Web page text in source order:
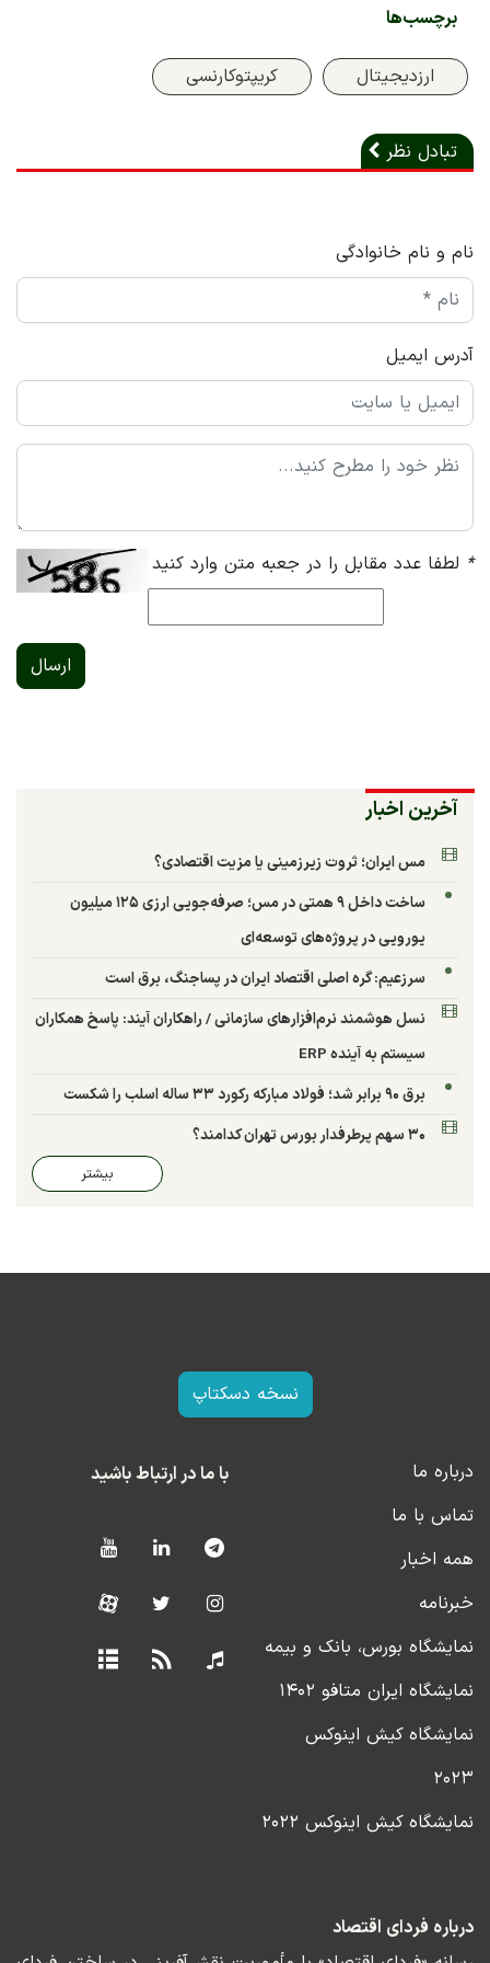
برچسب‌ها
ارزدیجیتال کریپتوکارنسی
تبادل نظر
نام و نام خانوادگی
آدرس ایمیل
* لطفا عدد مقابل را در جعبه متن وارد کنید
ارسال
آخرین اخبار
مس ایران؛ ثروت زیرزمینی یا مزیت اقتصادی؟
ساخت داخل ۹ همتی در مس؛ صرفه‌جویی ارزی ۱۲۵ میلیون
یورویی در پروژه‌های توسعه‌ای
سرزعیم: گره اصلی اقتصاد ایران در پساجنگ، برق است
نسل هوشمند نرم‌افزارهای سازمانی / راهکاران آیند: پاسخ همکاران
سیستم به آینده ERP
برق ۹۰ برابر شد؛ فولاد مبارکه رکورد ۳۳ ساله اسلب را شکست
۳۰ سهم پرطرفدار بورس تهران کدامند؟
بیشتر
نسخه دسکتاپ
درباره ما
تماس با ما
همه اخبار
خبرنامه
نمایشگاه بورس، بانک و بیمه
نمایشگاه ایران متافو ۱۴۰۲
نمایشگاه کیش اینوکس
۲۰۲۳
نمایشگاه کیش اینوکس ۲۰۲۲
با ما در ارتباط باشید
درباره فردای اقتصاد